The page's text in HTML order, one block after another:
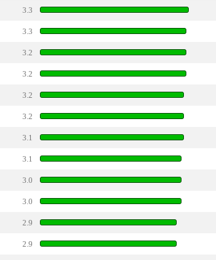
3.3
3.3
3.2
3.2
3.2
3.2
3.1
3.1
3.0
3.0
2.9
2.9